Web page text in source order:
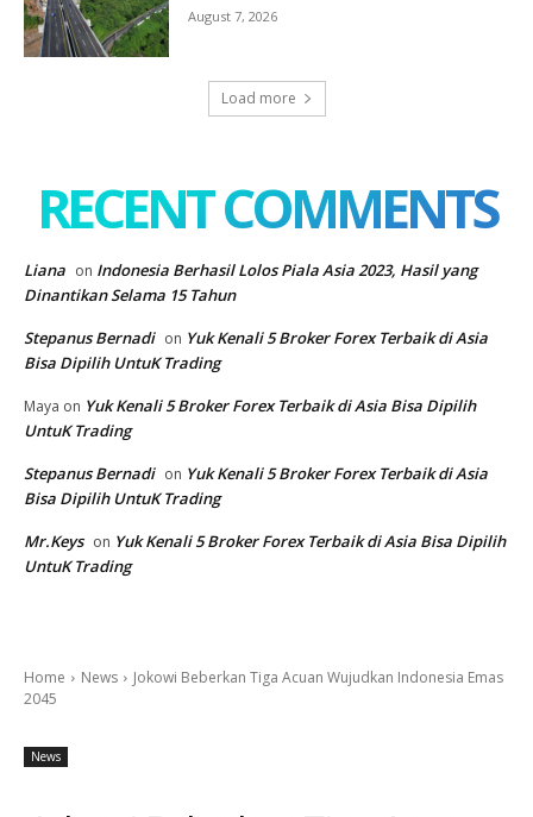
August 7, 2026
Load more
RECENT COMMENTS
Liana on Indonesia Berhasil Lolos Piala Asia 2023, Hasil yang
Dinantikan Selama 15 Tahun
Stepanus Bernadi on Yuk Kenali 5 Broker Forex Terbaik di Asia
Bisa Dipilih UntuK Trading
Maya on Yuk Kenali 5 Broker Forex Terbaik di Asia Bisa Dipilih
UntuK Trading
Stepanus Bernadi on Yuk Kenali 5 Broker Forex Terbaik di Asia
Bisa Dipilih UntuK Trading
Mr.Keys on Yuk Kenali 5 Broker Forex Terbaik di Asia Bisa Dipilih
UntuK Trading